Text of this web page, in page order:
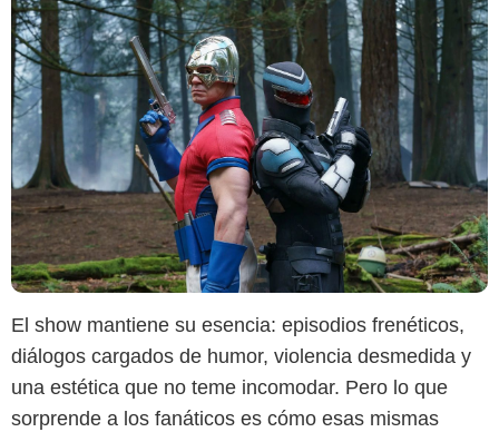
El show mantiene su esencia: episodios frenéticos,
diálogos cargados de humor, violencia desmedida y
una estética que no teme incomodar. Pero lo que
sorprende a los fanáticos es cómo esas mismas